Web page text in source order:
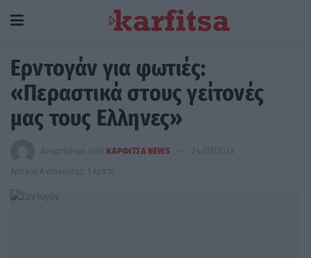
Ερντογάν για φωτιές:
«Περαστικά στους γείτονές
μας τους Ελληνες»
Αναρτήθηκε από ΚΑΡΦΙΤΣΑ NEWS
24/07/2023
Χρόνος Ανάγνωσης: 1 λεπτό